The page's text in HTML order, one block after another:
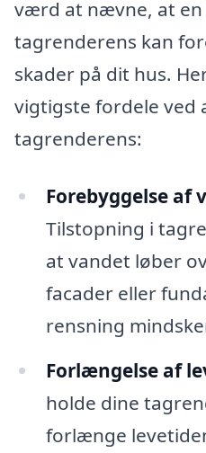
værd at nævne, at
tagrenderens kan
skader på dit hus.
vigtigste fordele ved
tagrenderens:
Forebyggelse af
Tilstopning i
at vandet løber
facader eller
rensning
Forlængelse af
holde dine
forlænge